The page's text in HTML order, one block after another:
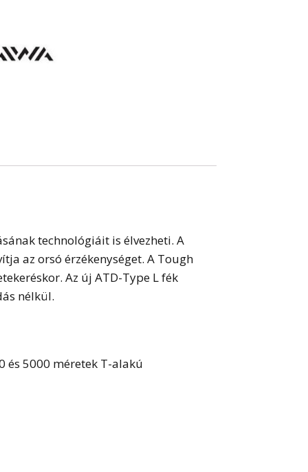
technológiáit is élvezheti. A
az orsó érzékenységet. A Tough
Az új ATD-Type L fék
nélkül.
és 5000 méretek T-alakú